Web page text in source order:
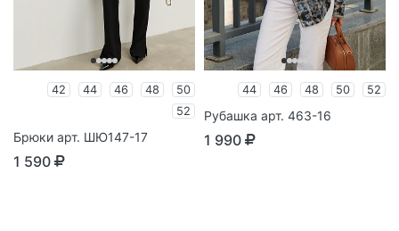
42 44 46 48
50
52
Брюки арт. ШЮ147-17
1 590
44 46 48 50 52
Рубашка арт. 463-16
1 990